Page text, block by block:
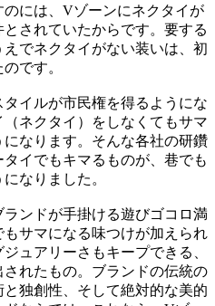
には、Vゾーンにネクタイが
されていたからです。要する
でネクタイがない装いは、初
です。
イルが市民権を得るようにな
ネクタイ）をしなくてもサマ
なります。そんな各社の研鑽
イでもキマるものが、巷でも
なりました。
ンドが手掛ける遊びゴコロ満
サマになる味つけが加えられ
ュアリーさもキープできる、
れたもの。ブランドの伝統の
独創性、そして絶対的な美的